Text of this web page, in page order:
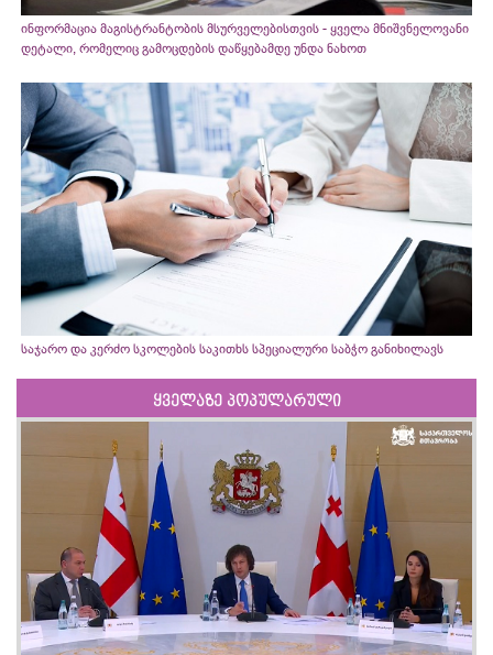
ინფორმაცია მაგისტრანტობის მსურველებისთვის - ყველა მნიშვნელოვანი
დეტალი, რომელიც გამოცდების დაწყებამდე უნდა ნახოთ
საჯარო და კერძო სკოლების საკითხს სპეციალური საბჭო განიხილავს
ყველაზე პოპულარული